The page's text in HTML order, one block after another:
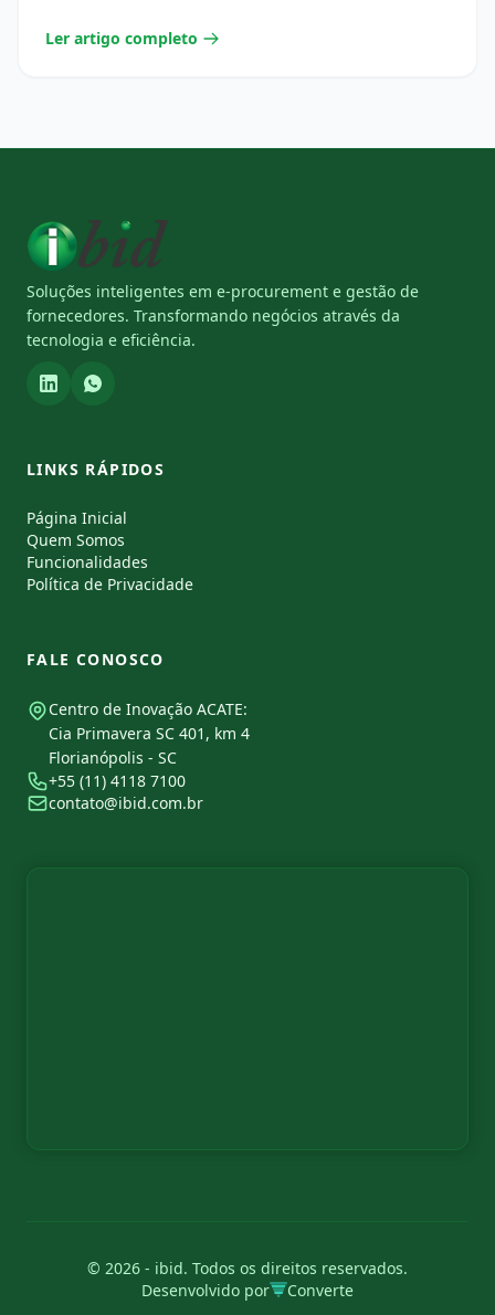
Ler artigo completo
Soluções inteligentes em e-procurement e gestão de
fornecedores. Transformando negócios através da
tecnologia e eficiência.
LINKS RÁPIDOS
Página Inicial
Quem Somos
Funcionalidades
Política de Privacidade
FALE CONOSCO
Centro de Inovação ACATE:
Cia Primavera SC 401, km 4
Florianópolis - SC
+55 (11) 4118 7100
contato@ibid.com.br
© 2026 - ibid. Todos os direitos reservados.
Desenvolvido por
Converte